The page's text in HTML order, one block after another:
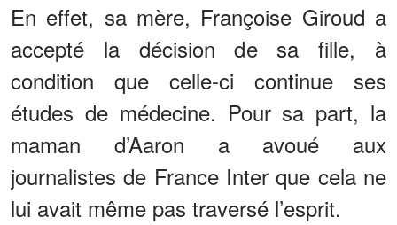
En effet, sa mère, Françoise Giroud a
accepté la décision de sa fille, à
condition que celle-ci continue ses
études de médecine. Pour sa part, la
maman d’Aaron a avoué aux
journalistes de France Inter que cela ne
lui avait même pas traversé l’esprit.